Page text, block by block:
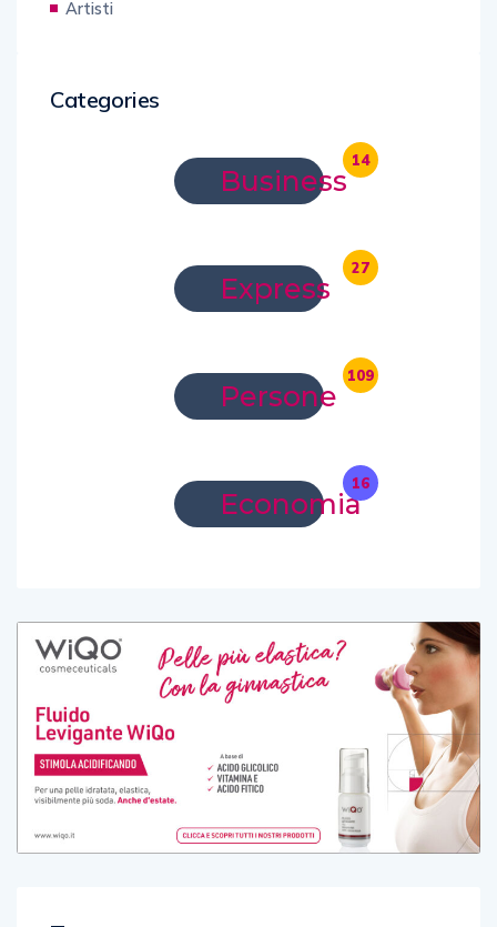
Artisti
Categories
Business
14
Express
27
Persone
109
Economia
16